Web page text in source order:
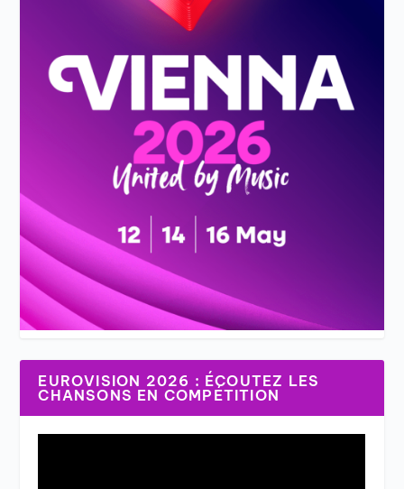
EUROVISION 2026 : ÉCOUTEZ LES
CHANSONS EN COMPÉTITION